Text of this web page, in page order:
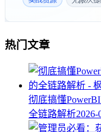
热门文章
彻底搞懂
全链路解析2026-